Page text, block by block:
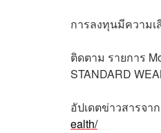
การลงทุนมีความ
ติดตาม รายการ
STANDARD
อัปเดตข่าวสารจา
ealth/